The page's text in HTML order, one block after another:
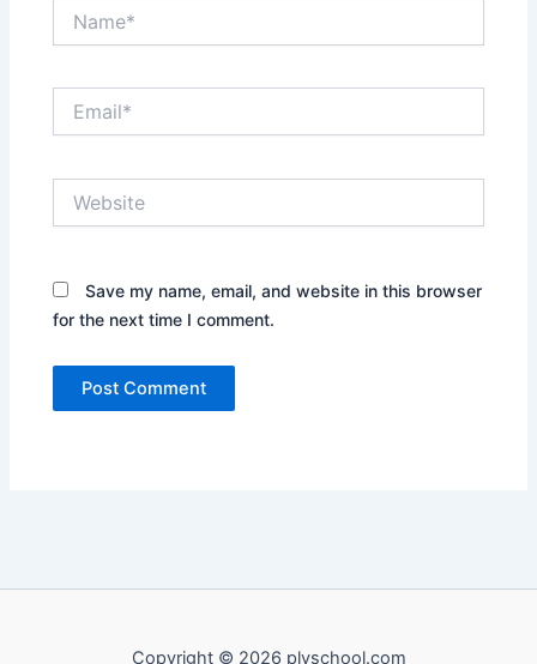
Save my name, email, and website in this browser
for the next time I comment.
Copyright © 2026 plvschool.com